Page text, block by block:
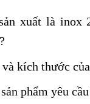
xuất là inox
kích thước
phẩm yêu